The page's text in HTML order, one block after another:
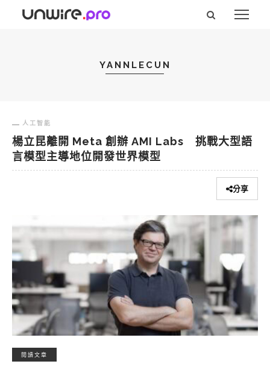
YANNLECUN
人工智能
楊立昆離開 Meta 創辦 AMI Labs 挑戰大型語
言模型主導地位開發世界模型
分享
閱讀文章